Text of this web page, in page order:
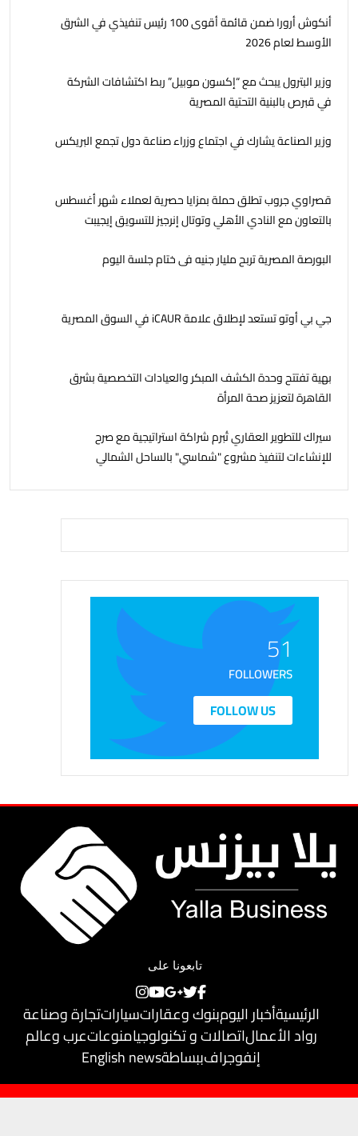
أنكوش أرورا ضمن قائمة أقوى 100 رئيس تنفيذي في الشرق
الأوسط لعام 2026
وزير البترول يبحث مع “إكسون موبيل” ربط اكتشافات الشركة
في قبرص بالبنية التحتية المصرية
وزير الصناعة يشارك في اجتماع وزراء صناعة دول تجمع البريكس
قصراوي جروب تطلق حملة بمزايا حصرية لعملاء شهر أغسطس
بالتعاون مع النادي الأهلي وتوتال إنرجيز للتسويق إيجيبت
البورصة المصرية تربح مليار جنيه فى ختام جلسة اليوم
جي بي أوتو تستعد لإطلاق علامة iCAUR في السوق المصرية
بهية تفتتح وحدة الكشف المبكر والعيادات التخصصية بشرق
القاهرة لتعزيز صحة المرأة
سيراك للتطوير العقاري تُبرم شراكة استراتيجية مع صرح
للإنشاءات لتنفيذ مشروع "شماسي" بالساحل الشمالي
51
FOLLOWERS
FOLLOW US
تابعونا على
الرئيسيةأخبار اليومبنوك وعقاراتسياراتتجارة وصناعة
رواد الأعمالاتصالات و تكنولوجيامنوعاتعرب وعالم
إنفوجرافببساطةEnglish news
حقوق النشر محفوظة لـيلا بيزنس© 2018